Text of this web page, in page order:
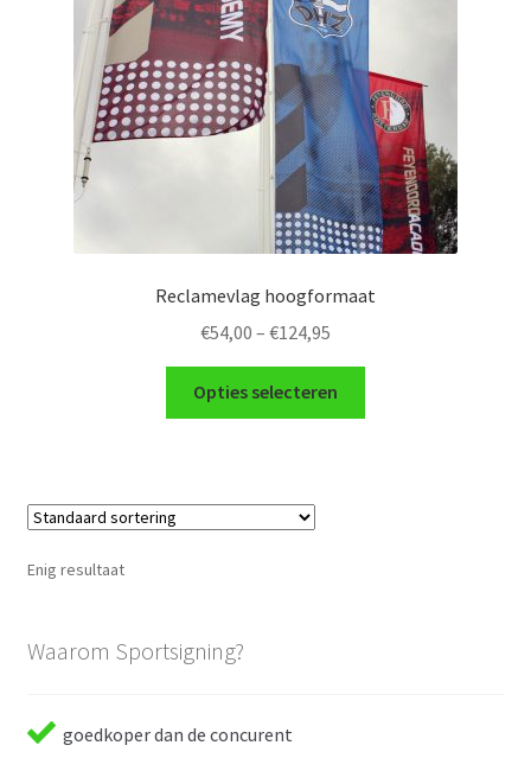
Reclamevlag hoogformaat
€54,00 – €124,95
Opties selecteren
Enig resultaat
Waarom Sportsigning?
goedkoper dan de concurent